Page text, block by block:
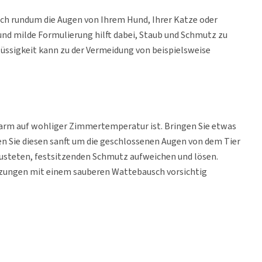
rundum die Augen von Ihrem Hund, Ihrer Katze oder
milde Formulierung hilft dabei, Staub und Schmutz zu
kann zu der Vermeidung von beispielsweise
auf wohliger Zimmertemperatur ist. Bringen Sie etwas
diesen sanft um die geschlossenen Augen von dem Tier
festsitzenden Schmutz aufweichen und lösen.
mit einem sauberen Wattebausch vorsichtig